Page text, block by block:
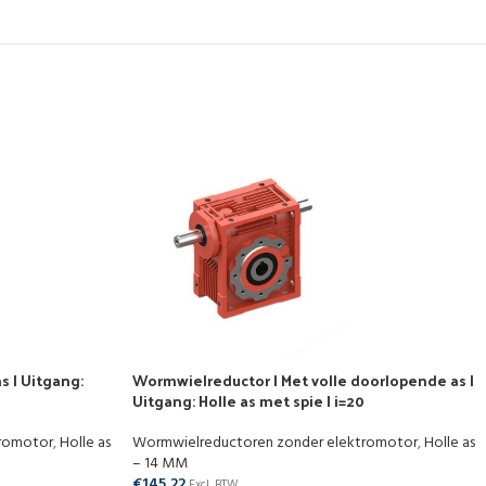
| Uitgang:
,Holle as
Wormwielreductor | Met volle doorlopende as |
Uitgang: Holle as met spie | i=20
Wormwielreductoren zonder elektromotor,Holle as
– 14 MM